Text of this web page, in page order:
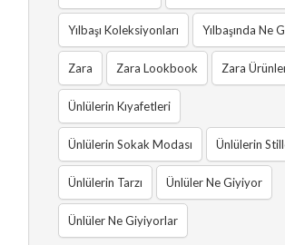
Yılbaşı Koleksiyonları Yılbaşında Ne
Zara Zara Lookbook Zara
Ünlülerin Kıyafetleri
Ünlülerin Sokak Modası Ünlülerin
Ünlülerin Tarzı Ünlüler Ne Giyiyor
Ünlüler Ne Giyiyorlar